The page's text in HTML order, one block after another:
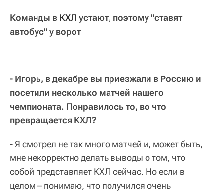
Команды в КХЛ устают, поэтому "ставят
автобус" у ворот
- Игорь, в декабре вы приезжали в Россию и
посетили несколько матчей нашего
чемпионата. Понравилось то, во что
превращается КХЛ?
- Я смотрел не так много матчей и, может быть,
мне некорректно делать выводы о том, что
собой представляет КХЛ сейчас. Но если в
целом – понимаю, что получился очень